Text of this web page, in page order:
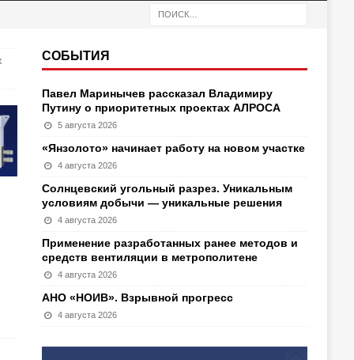
СОБЫТИЯ
Павел Маринычев рассказал Владимиру
Путину о приоритетных проектах АЛРОСА
5 августа 2026
«Янзолото» начинает работу на новом участке
4 августа 2026
Солнцевский угольный разрез. Уникальным
условиям добычи — уникальные решения
4 августа 2026
Применение разработанных ранее методов и
средств вентиляции в метрополитене
4 августа 2026
АНО «НОИВ». Взрывной прогресс
4 августа 2026